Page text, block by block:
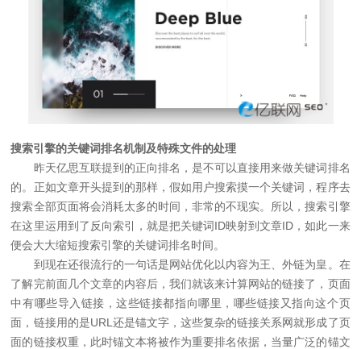
搜索引擎的关键词排名机制及特殊文件的处理
昨天亿思互联提到的正向排名，是不可以直接用来做关键词排名
的。正如文章开头提到的那样，假如用户搜索摸一个关键词，程序去
搜索全部页面将会消耗太多的时间，非常的不现实。所以，搜索引擎
在这里运用到了反向索引，就是把关键词ID映射到文章ID，如此一来
便会大大缩短搜索引擎的关键词排名时间。
到现在还很流行的一句话是网站优化以内容为王、外链为皇。在
了解完前面几个文章的内容后，我们就该来计算网站的链接了，页面
中有哪些导入链接，这些链接都指向哪里，哪些链接又指向这个页
面，链接用的是URL还是锚文字，这些复杂的链接关系网就形成了页
面的链接权重，此时锚文本将被作为重要排名依据，当量广泛的锚文